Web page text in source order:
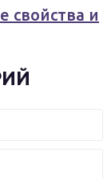
свойства и